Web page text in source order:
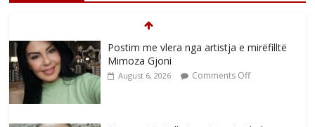
Postim me vlera nga artistja e mirëfilltë
August 6, 2026 Comments Off